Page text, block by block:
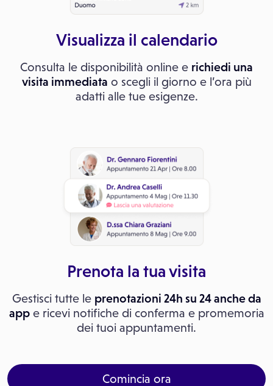
Visualizza il calendario
Consulta le disponibilità online e richiedi una
visita immediata o scegli il giorno e l’ora più
adatti alle tue esigenze.
Prenota la tua visita
Gestisci tutte le prenotazioni 24h su 24 anche da
appe ricevi notifiche di conferma e promemoria
dei tuoi appuntamenti.
Comincia ora